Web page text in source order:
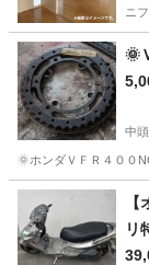
ニ
🌞
中
🌞ホンダＶＦＲ４００
沖縄 中頭郡
リ